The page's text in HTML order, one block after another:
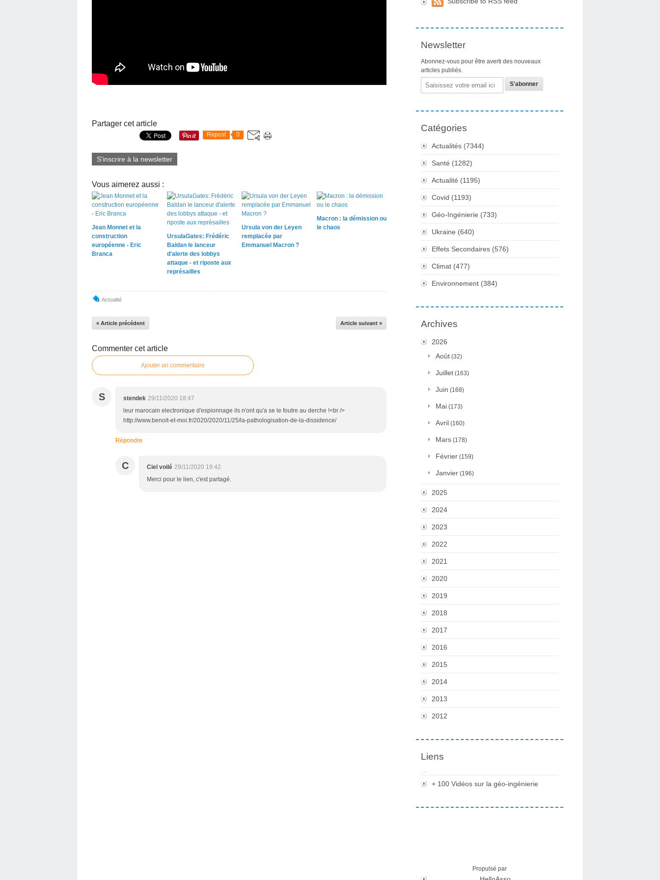
Partager cet article
Repost 0
S'inscrire à la newsletter
Vous aimerez aussi :
Jean Monnet et la
construction
européenne - Eric
Branca
UrsulaGates: Frédéric
Baldan le lanceur
d'alerte des lobbys
attaque - et riposte aux
représailles
Ursula von der Leyen
remplacée par
Emmanuel Macron ?
Macron : la démission ou
le chaos
Actualité
« Article précédent Article suivant »
Commenter cet article
Ajouter un commentaire
S stendek 29/11/2020 18:47
leur marocain electronique d'espionnage ils n'ont qu'a se le foutre au derche !<br />
http://www.benoit-et-moi.fr/2020/2020/11/25/la-pathologisation-de-la-dissidence/
Répondre
C Ciel voilé 29/11/2020 19:42
Merci pour le lien, c'est partagé.
Newsletter
Abonnez-vous pour être averti des nouveaux
articles publiés.
Email
Catégories
Actualités (7344)
Santé (1282)
Actualité (1195)
Covid (1193)
Géo-Ingénierie (733)
Ukraine (640)
Effets Secondaires (576)
Climat (477)
Environnement (384)
Archives
2026
Août (32)
Juillet (163)
Juin (168)
Mai (173)
Avril (160)
Mars (178)
Février (159)
Janvier (196)
2025
2024
2023
2022
2021
2020
2019
2018
2017
2016
2015
2014
2013
2012
Liens
+ 100 Vidéos sur la géo-ingénierie
Propulsé par